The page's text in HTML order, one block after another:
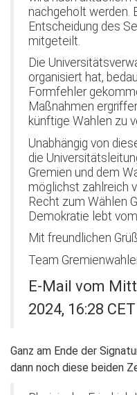
nachgeholt werden.
Entscheidung des
mitgeteilt.
Die
organisiert hat,
Formfehler
Maßnahmen
künftige Wahlen zu
Unabhängig von
die
Gremien und dem
möglichst zahlreich
Recht zum Wählen
Demokratie lebt
Mit freundlichen
Team
E-Mail vom
2024, 16:28 CET
Ganz am Ende der
dann noch diese beiden